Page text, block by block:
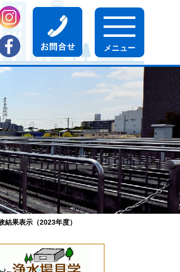
果表示（2023年度）